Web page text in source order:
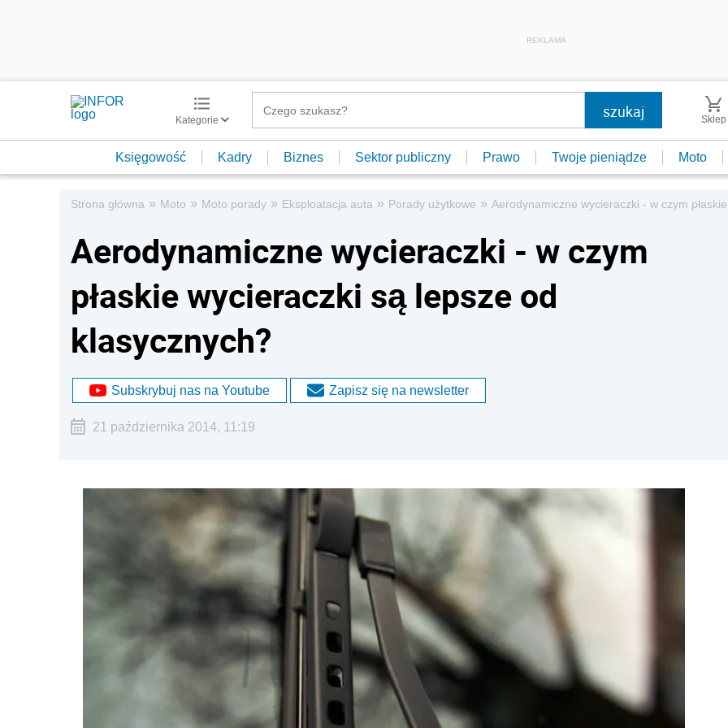
REKLAMA
Kategorie Sklep
Księgowość Kadry Biznes Sektor publiczny Prawo Twoje pieniądze Moto
Strona główna » Moto » Moto porady » Eksploatacja auta » Porady użytkowe » Aerodynamiczne wycieraczki - w czym
Aerodynamiczne wycieraczki - w czym
płaskie wycieraczki są lepsze od
klasycznych?
Subskrybuj nas na Youtube Zapisz się na newsletter
21 października 2014, 11:19